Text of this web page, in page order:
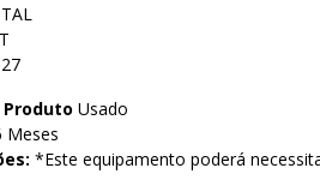
Usado
Meses
*Este equipamento poderá